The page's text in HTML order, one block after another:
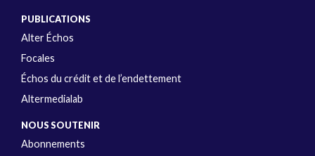
PUBLICATIONS
Alter Échos
Focales
Échos du crédit et de l’endettement
Altermedialab
NOUS SOUTENIR
Abonnements